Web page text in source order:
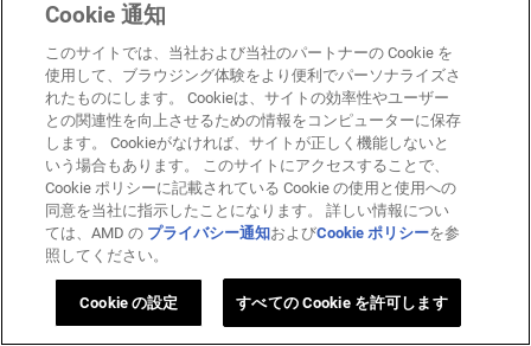
Cookie 通知
このサイトでは、当社および当社のパートナーの Cookie を
使用して、ブラウジング体験をより便利でパーソナライズさ
れたものにします。 Cookieは、サイトの効率性やユーザー
との関連性を向上させるための情報をコンピューターに保存
します。 Cookieがなければ、サイトが正しく機能しないと
いう場合もあります。 このサイトにアクセスすることで、
Cookie ポリシーに記載されている Cookie の使用と使用への
同意を当社に指示したことになります。 詳しい情報につい
ては、AMD の プライバシー通知およびCookie ポリシーを参
照してください。
Cookie の設定 すべての Cookie を許可します